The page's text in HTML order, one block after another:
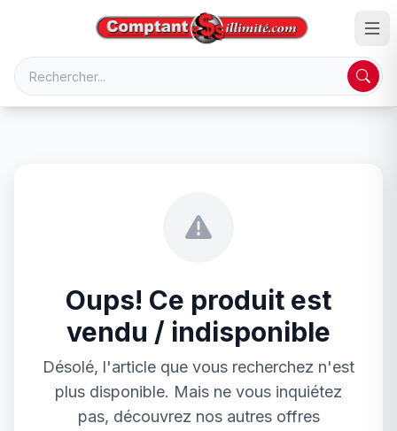
Oups! Ce produit est
vendu / indisponible
Désolé, l'article que vous recherchez n'est
plus disponible. Mais ne vous inquiétez
pas, découvrez nos autres offres